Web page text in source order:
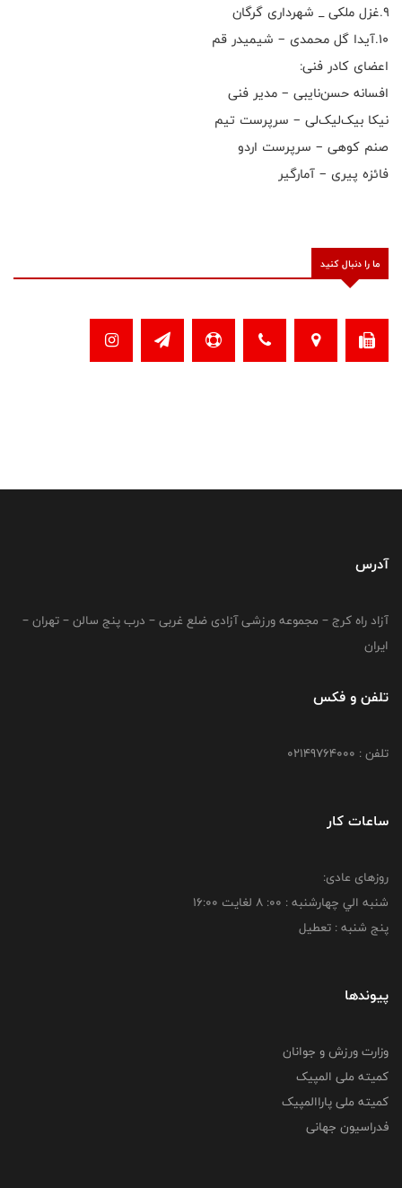
۹.غزل ملکی _ شهرداری گرگان
۱۰.آیدا گل محمدی – شیمیدر قم
اعضای کادر فنی:
افسانه حسن‌نایبی – مدیر فنی
نیکا بیک‌لیک‌لی – سرپرست تیم
صنم کوهی – سرپرست اردو
فائزه پیری – آمارگیر
ما را دنبال کنید
آدرس
آزاد راه کرج – مجموعه ورزشی آزادی ضلع غربی – درب پنج سالن – تهران –
ایران
تلفن و فکس
تلفن : 02149764000
ساعات کار
روزهای عادی:
شنبه الي چهارشنبه : 00: 8 لغايت 16:00
پنج شنبه : تعطیل
پیوندها
وزارت ورزش و جوانان
کمیته ملی المپیک
کمیته ملی پاراالمپیک
فدراسیون جهانی